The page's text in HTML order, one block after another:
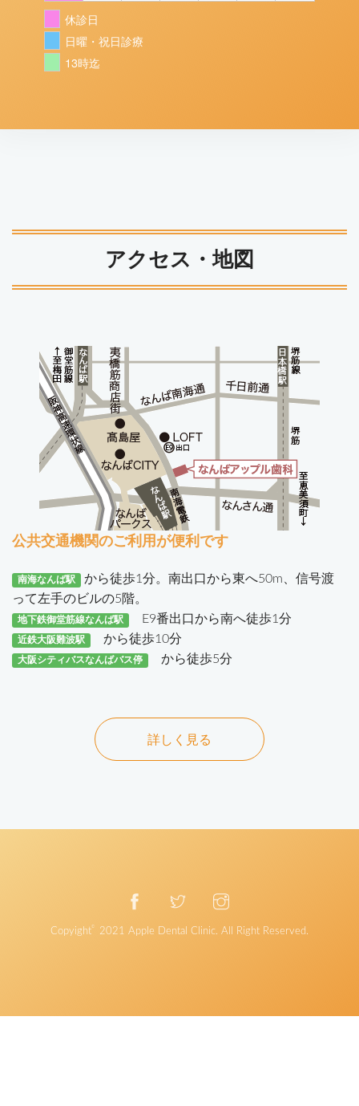
休診日
日曜・祝日診療
13時迄
アクセス・地図
公共交通機関のご利用が便利です
南海なんば駅
から徒歩1分。南出口から東へ50m、信号渡
って左手のビルの5階。
地下鉄御堂筋線なんば駅 E9番出口から南へ徒歩1分
近鉄大阪難波駅 から徒歩10分
大阪シティバスなんばバス停 から徒歩5分
詳しく見る
Copyight
©
2021 Apple Dental Clinic. All Right Reserved.